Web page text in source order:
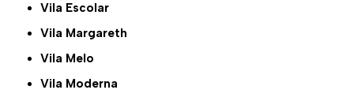
Vila Escolar
Vila Margareth
Vila Melo
Vila Moderna